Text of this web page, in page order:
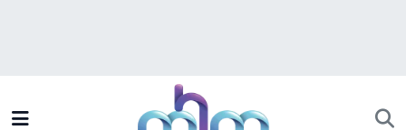
Mersin Trafik Yoğunluk Haritası